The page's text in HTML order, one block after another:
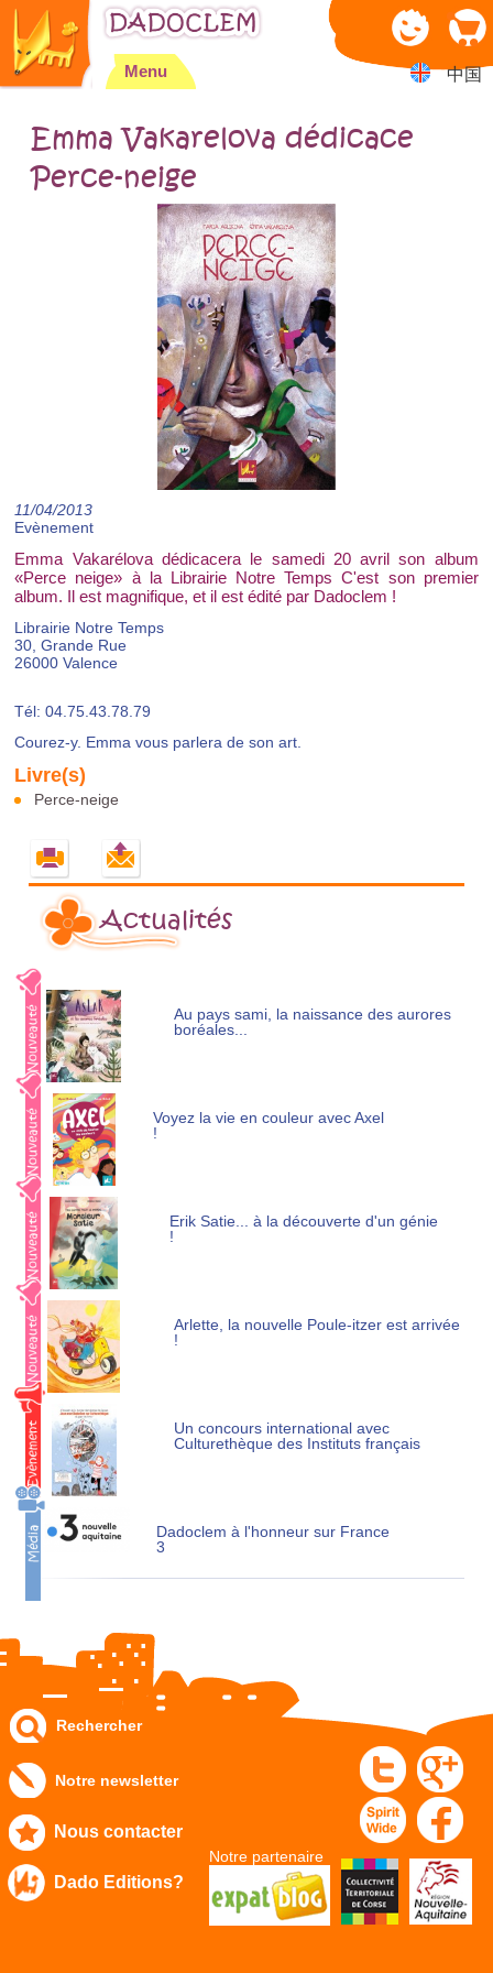
Jump to navigation
Menu 中国
Emma Vakarelova dédicace
Perce-neige
11/04/2013
Evènement
Emma Vakarélova dédicacera le samedi 20 avril son album
«Perce neige» à la Librairie Notre Temps C'est son premier
album. Il est magnifique, et il est édité par Dadoclem !
Librairie Notre Temps
30, Grande Rue
26000 Valence
Tél: 04.75.43.78.79
Courez-y. Emma vous parlera de son art.
Perce-neige
Actualités
Au pays sami, la naissance des aurores
boréales...
Voyez la vie en couleur avec Axel
!
Erik Satie... à la découverte d'un génie
!
Arlette, la nouvelle Poule-itzer est arrivée
!
Un concours international avec
Culturethèque des Instituts français
Dadoclem à l'honneur sur France
3
Notre newsletter
Nous contacter
Dado Editions?
Rechercher
Notre partenaire